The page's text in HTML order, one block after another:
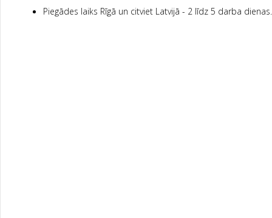
Piegādes laiks Rīgā un citviet Latvijā - 2 līdz 5 darba dienas.